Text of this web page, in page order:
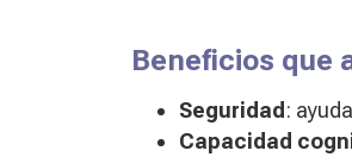
Beneficios que
Seguridad:
Capacidad